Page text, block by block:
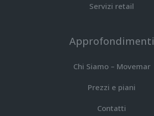
Servizi retail
Approfondimenti
Chi Siamo – Movemar
Prezzi e piani
Contatti